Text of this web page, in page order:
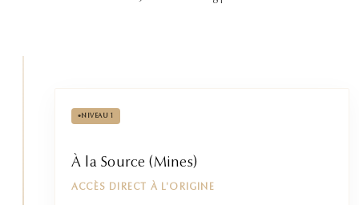
• NIVEAU 1
À la Source (Mines)
ACCÈS DIRECT À L'ORIGINE